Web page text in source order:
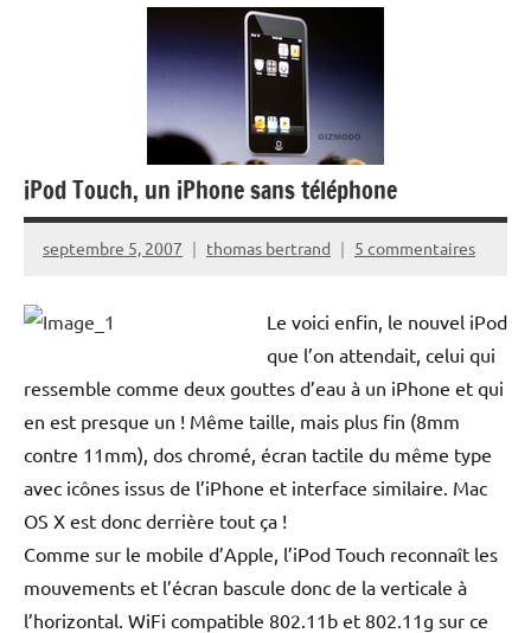
iPod Touch, un iPhone sans téléphone
septembre 5, 2007 thomas bertrand 5 commentaires
Le voici enfin, le nouvel iPod
que l’on attendait, celui qui
ressemble comme deux gouttes d’eau à un iPhone et qui
en est presque un ! Même taille, mais plus fin (8mm
contre 11mm), dos chromé, écran tactile du même type
avec icônes issus de l’iPhone et interface similaire. Mac
OS X est donc derrière tout ça !
Comme sur le mobile d’Apple, l’iPod Touch reconnaît les
mouvements et l’écran bascule donc de la verticale à
l’horizontal. WiFi compatible 802.11b et 802.11g sur ce